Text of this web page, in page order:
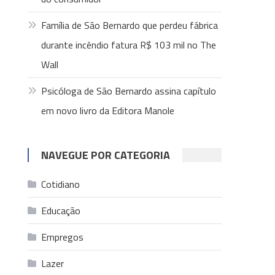
Família de São Bernardo que perdeu fábrica
durante incêndio fatura R$ 103 mil no The
Wall
Psicóloga de São Bernardo assina capítulo
em novo livro da Editora Manole
NAVEGUE POR CATEGORIA
Cotidiano
Educação
Empregos
Lazer